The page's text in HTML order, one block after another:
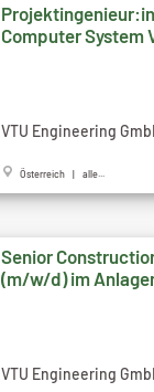
Computer System
VTU Engineering
Österreich | alle...
Senior
(m/w/d) im
VTU Engineering